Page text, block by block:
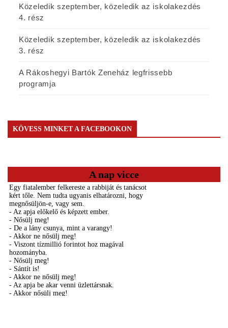
Közeledik szeptember, közeledik az iskolakezdés
4. rész
Közeledik szeptember, közeledik az iskolakezdés
3. rész
A Rákoshegyi Bartók Zeneház legfrissebb
programja
KÖVESS MINKET A FACEBOOKON
A nap vicce